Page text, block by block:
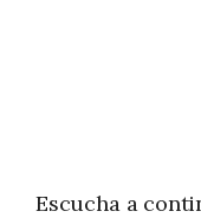
Escucha a